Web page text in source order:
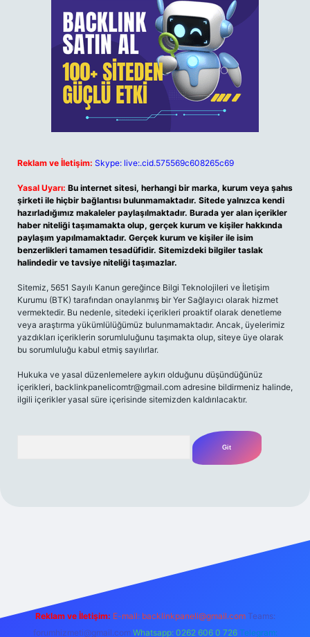
Reklam ve İletişim: Skype: live:.cid.575569c608265c69
Yasal Uyarı: Bu internet sitesi, herhangi bir marka, kurum veya şahıs
şirketi ile hiçbir bağlantısı bulunmamaktadır. Sitede yalnızca kendi
hazırladığımız makaleler paylaşılmaktadır. Burada yer alan içerikler
haber niteliği taşımamakta olup, gerçek kurum ve kişiler hakkında
paylaşım yapılmamaktadır. Gerçek kurum ve kişiler ile isim
benzerlikleri tamamen tesadüfidir. Sitemizdeki bilgiler taslak
halindedir ve tavsiye niteliği taşımazlar.
Sitemiz, 5651 Sayılı Kanun gereğince Bilgi Teknolojileri ve İletişim
Kurumu (BTK) tarafından onaylanmış bir Yer Sağlayıcı olarak hizmet
vermektedir. Bu nedenle, sitedeki içerikleri proaktif olarak denetleme
veya araştırma yükümlülüğümüz bulunmamaktadır. Ancak, üyelerimiz
yazdıkları içeriklerin sorumluluğunu taşımakta olup, siteye üye olarak
bu sorumluluğu kabul etmiş sayılırlar.
Hukuka ve yasal düzenlemelere aykırı olduğunu düşündüğünüz
içerikleri, backlinkpanelicomtr@gmail.com adresine bildirmeniz halinde,
ilgili içerikler yasal süre içerisinde sitemizden kaldırılacaktır.
Reklam ve İletişim: E-mail: backlinkpaneli@gmail.com Teams:
forumhizmeti@gmail.com Whatsapp: 0262 606 0 726 Telegram: